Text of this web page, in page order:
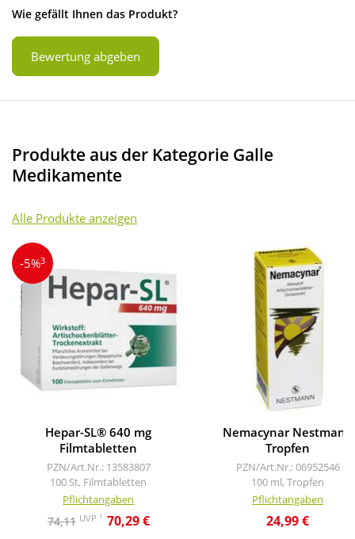
Wie gefällt Ihnen das Produkt?
Bewertung abgeben
Produkte aus der Kategorie Galle
Medikamente
Alle Produkte anzeigen
-5%3
Hepar-SL® 640 mg
Filmtabletten
PZN/Art.Nr.: 13583807
100 St, Filmtabletten
Pflichtangaben
74,11 UVP 1 70,29 €
Nemacynar Nestmann
Tropfen
PZN/Art.Nr.: 06952546
100 ml, Tropfen
Pflichtangaben
24,99 €